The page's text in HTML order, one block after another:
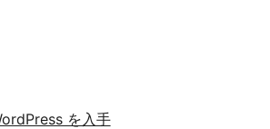
を入手